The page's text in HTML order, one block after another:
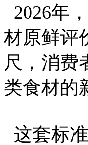
2026年
材原鲜评
尺，消费
类食材的
这套标